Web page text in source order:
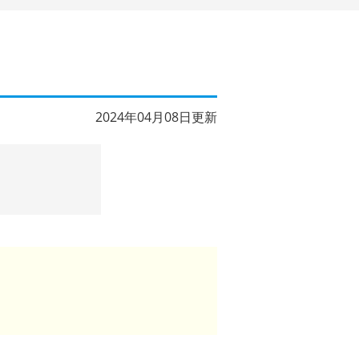
2024年04月08日更新